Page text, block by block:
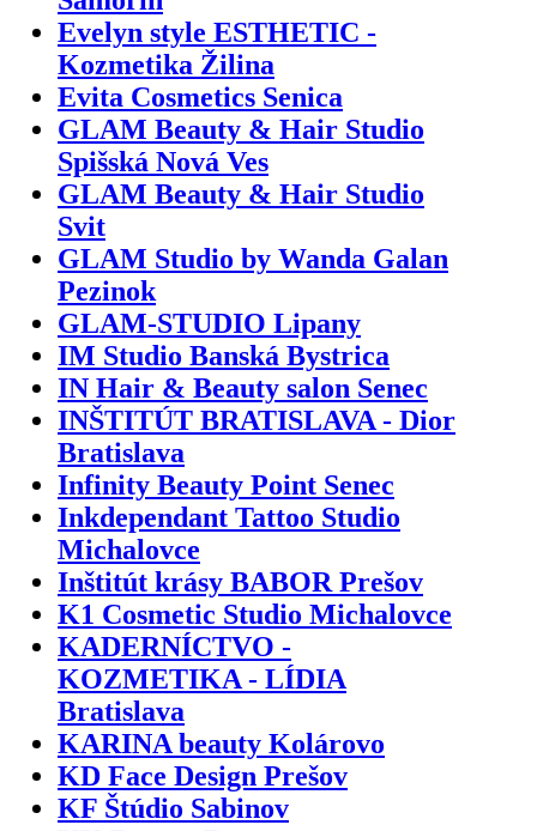
Evelyn style ESTHETIC -
Kozmetika Žilina
Evita Cosmetics Senica
GLAM Beauty & Hair Studio
Spišská Nová Ves
GLAM Beauty & Hair Studio
Svit
GLAM Studio by Wanda Galan
Pezinok
GLAM-STUDIO Lipany
IM Studio Banská Bystrica
IN Hair & Beauty salon Senec
INŠTITÚT BRATISLAVA - Dior
Bratislava
Infinity Beauty Point Senec
Inkdependant Tattoo Studio
Michalovce
Inštitút krásy BABOR Prešov
K1 Cosmetic Studio Michalovce
KADERNÍCTVO -
KOZMETIKA - LÍDIA
Bratislava
KARINA beauty Kolárovo
KD Face Design Prešov
KF Štúdio Sabinov